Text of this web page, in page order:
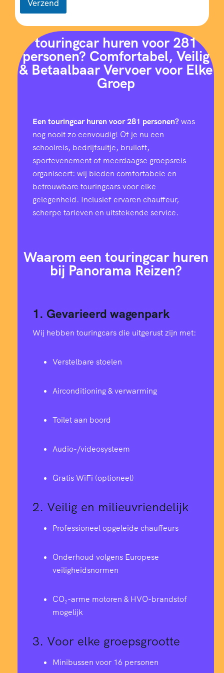
Verzend
touringcar huren voor 281
personen? Comfortabel, Veilig
& Betaalbaar Vervoer voor Elke
Groep
Een touringcar huren voor 281 personen?was
nog nooit zo eenvoudig! Of je nu een
schoolreis, bedrijfsuitje, bruiloft,
sportevenement of meerdaagse groepsreis
organiseert: wij bieden comfortabele en
betrouwbare touringcars voor elke
gelegenheid. Inclusief ervaren chauffeur,
scherpe tarieven en uitstekende service.
Waarom een touringcar huren
bij Panorama Reizen?
1. Gevarieerd wagenpark
Wij hebben touringcars die uitgerust zijn met:
Verstelbare stoelen
Airconditioning & verwarming
Toilet aan boord
Audio-/videosysteem
Gratis WiFi (optioneel)
2. Veilig en milieuvriendelijk
Professioneel opgeleide chauffeurs
Onderhoud volgens Europese
veiligheidsnormen
CO₂-arme motoren & HVO-brandstof
mogelijk
3. Voor elke groepsgrootte
Minibussen voor 16 personen
0
9
8
8
7
5
0
9
7
6
5
4
3
2
1
0
8
7
6
4
3
2
1
9
4
6
8
1
3
4
6
8
0
1
3
5
7
2
3
5
7
0
0
9
8
0
7
2
6
3
1
8
5
2
0
7
4
1
6
9
7
5
3
1
9
7
3
9
4
8
6
4
2
0
8
6
6
9
4
7
0
3
8
1
4
9
0
3
6
9
1
4
2
6
3
7
0
4
1
5
9
0
4
1
5
0
1
2
5
6
7
8